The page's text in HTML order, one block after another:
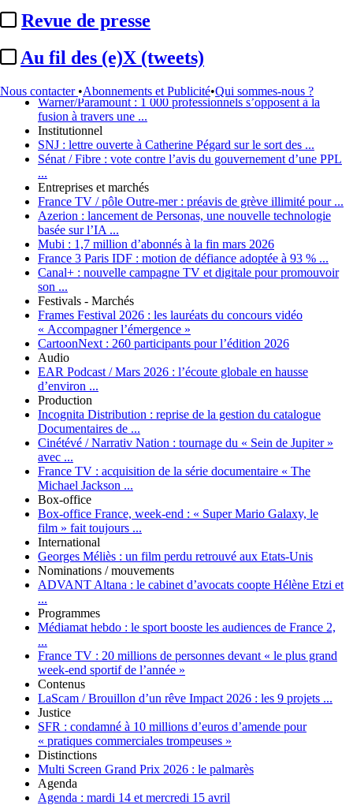
Revue de presse
Au fil des (e)X (tweets)
Nous contacter •Abonnements et Publicité•Qui sommes-nous ?
Sommaire
A la Une
...
Warner/Paramount : 1 000 professionnels s’opposent à la
fusion à travers une ...
Institutionnel
SNJ : lettre ouverte à Catherine Pégard sur le sort des ...
Sénat / Fibre : vote contre l’avis du gouvernement d’une PPL
...
Entreprises et marchés
France TV / pôle Outre-mer : préavis de grève illimité pour ...
Azerion : lancement de Personas, une nouvelle technologie
basée sur l’IA ...
Mubi : 1,7 million d’abonnés à la fin mars 2026
France 3 Paris IDF : motion de défiance adoptée à 93 % ...
Canal+ : nouvelle campagne TV et digitale pour promouvoir
son ...
Festivals - Marchés
Frames Festival 2026 : les lauréats du concours vidéo
« Accompagner l’émergence »
CartoonNext : 260 participants pour l’édition 2026
Audio
EAR Podcast / Mars 2026 : l’écoute globale en hausse
d’environ ...
Production
Incognita Distribution : reprise de la gestion du catalogue
Documentaires de ...
Cinétévé / Narrativ Nation : tournage du « Sein de Jupiter »
avec ...
France TV : acquisition de la série documentaire « The
Michael Jackson ...
Box-office
Box-office France, week-end : « Super Mario Galaxy, le
film » fait toujours ...
International
Georges Méliès : un film perdu retrouvé aux Etats-Unis
Nominations / mouvements
ADVANT Altana : le cabinet d’avocats coopte Hélène Etzi et
...
Programmes
Médiamat hebdo : le sport booste les audiences de France 2,
...
France TV : 20 millions de personnes devant « le plus grand
week-end sportif de l’année »
Contenus
LaScam / Brouillon d’un rêve Impact 2026 : les 9 projets ...
Justice
SFR : condamné à 10 millions d’euros d’amende pour
« pratiques commerciales trompeuses »
Distinctions
Multi Screen Grand Prix 2026 : le palmarès
Agenda
Agenda : mardi 14 et mercredi 15 avril